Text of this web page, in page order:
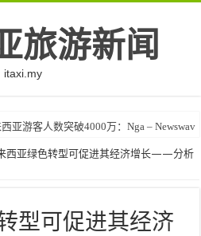
旅游新闻
itaxi.my
亚游客人数突破4000万：Nga – Newswav
西亚绿色转型可促进其经济增长——分析
型可促进其经济